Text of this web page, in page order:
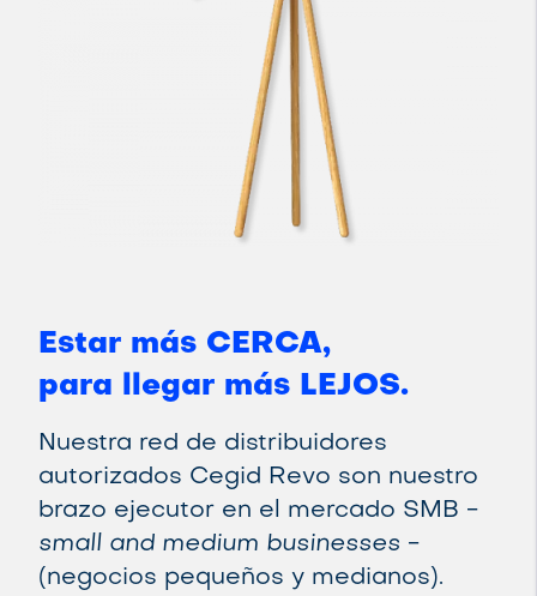
Estar más CERCA,
para llegar más LEJOS.
Nuestra red de distribuidores
autorizados Cegid Revo son nuestro
brazo ejecutor en el mercado SMB -
small and medium businesses -
(negocios pequeños y medianos).